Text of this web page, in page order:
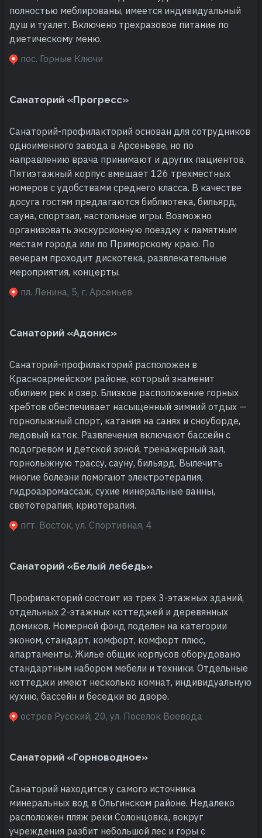
полностью меблированы, имеется индивидуальный
душ и туалет. Включено трехразовое питание по
диетическому меню.
пос. Горные Ключи
Санаторий «Прогресс»
Санаторий-профилакторий основан для сотрудников
одноименного завода в Арсеньеве, но по
направлению врача принимают и других пациентов.
Пятиэтажный корпус вмещает 126 трехместных
номеров с удобствами среднего класса. В качестве
досуга гостям предлагаются библиотека, бильярд,
сауна, спортзал, настольные игры. Возможно
организовать экскурсионную поездку к памятным
местам города или по Приморскому краю. По
вечерам проходит дискотека, развлекательные
мероприятия, концерты.
пл. Ленина, 5, г. Арсеньев
Санаторий «Адонис»
Санаторий-профилакторий расположен в
Красноармейском районе, который знаменит
обилием рек и озер. Близкое расположение горных
хребтов обеспечивает насыщенный зимний отдых —
горнолыжный спорт, катания на санях и сноуборде,
ледовый каток. Развлечения включают бассейн с
подогревом и детской зоной, тренажерный зал,
горнолыжную трассу, сауну, бильярд. Вылечить
многие болезни помогают электротерапия,
гидроаэромассаж, сухие минеральные ванны,
светотерапия, криотерапия.
пгт. Восток, ул. Спортивная, 4
Санаторий «Белый лебедь»
Профилакторий состоит из трех 3-этажных зданий,
отдельных 2-этажных коттеджей и деревянных
домиков. Номерной фонд поделен на категории
эконом, стандарт, комфорт, комфорт плюс,
апартаменты. Жилье общих корпусов оборудовано
стандартным набором мебели и техники. Отдельные
коттеджи имеют несколько комнат, индивидуальную
кухню, бассейн и беседки во дворе.
остров Русский, 20, ул. Поселок Воевода
Санаторий «Горноводное»
Санаторий находится у самого источника
минеральных вод в Ольгинском районе. Недалеко
расположен пляж реки Солонцовка, вокруг
учреждения разбит небольшой лес и горы с